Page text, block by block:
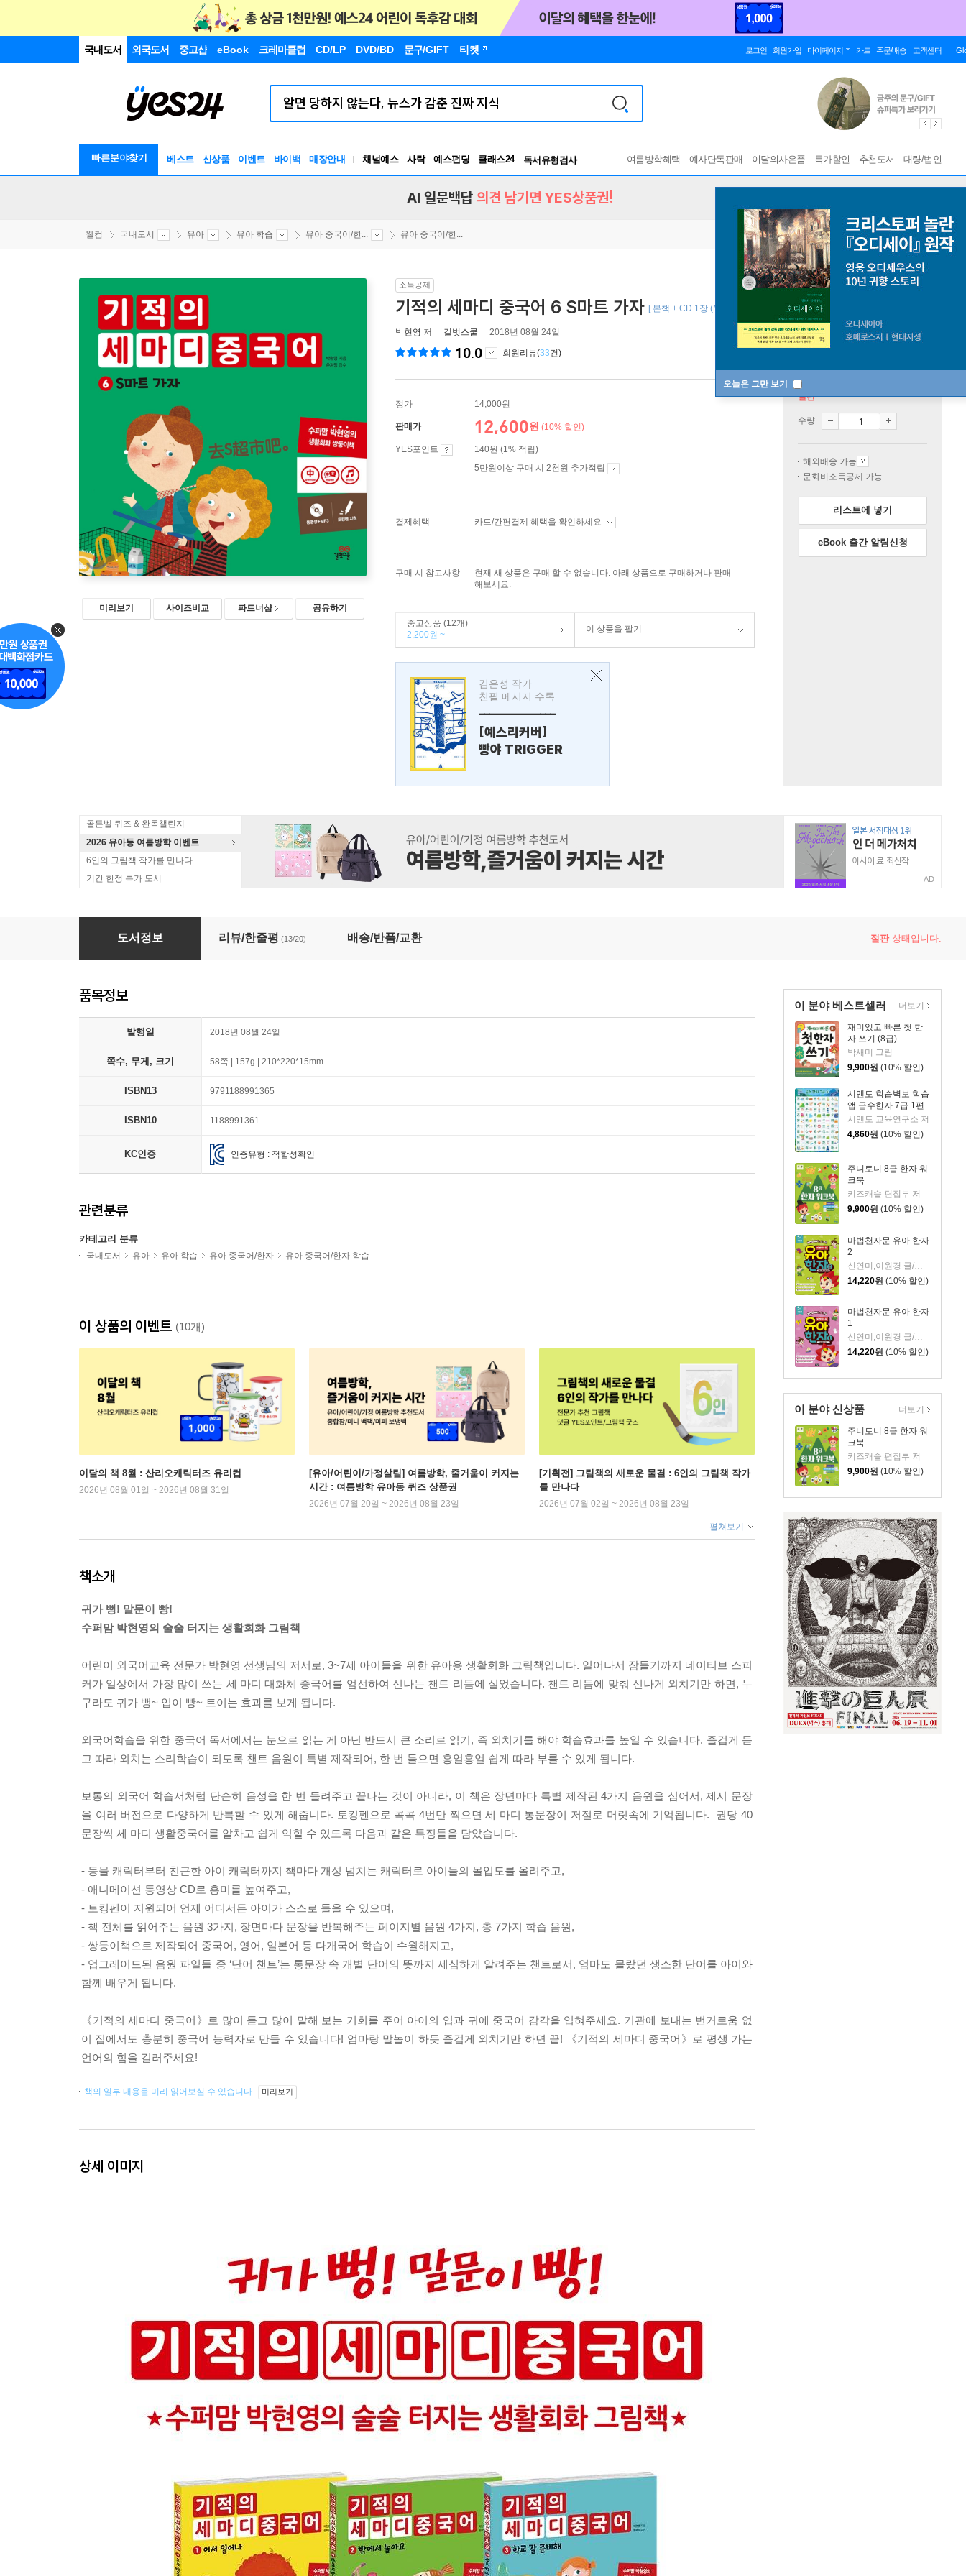
국내도서 외국도서 중고샵 eBook 크레마클럽 CD/LP DVD/BD 문구/GIFT 티켓 로그인 회원가입 마이페이지 카트 주문/배송 고객센터
빠른분야찾기 베스트 신상품 이벤트 바이백 매장안내 채널예스 사락 예스펀딩 클래스24
독서유형검사
RBTI Lab
여름방학혜택 예사단독판매 이달의사은품 특가할인 추천도서 대량/법인
오늘은 그만 보기
AI 일문백답 의견 남기면 YES상품권!
웰컴 국내도서 유아 유아 학습 유아 중국어/한... 유아 중국어/한...
미리보기 사이즈비교 파트너샵 공유하기
소득공제
기적의 세마디 중국어 6 S마트 가자 [ 본책 + CD 1장 (MP3 + 동영상), 토킹펜 지원 ]
박현영 저 길벗스쿨 2018년 08월 24일
10.0 회원리뷰(33건)
정가 14,000원
판매가 12,600원 (10% 할인)
YES포인트
140원 (1% 적립)
5만원이상 구매 시 2천원 추가적립
결제혜택 카드/간편결제 혜택을 확인하세요
구매 시 참고사항
현재 새 상품은 구매 할 수 없습니다. 아래 상품으로 구매하거나 판매
해보세요.
중고상품 (12개)
2,200원 ~
이 상품을 팔기
김은성 작가
친필 메시지 수록
---------------
[예스리커버]
빵야 TRIGGER
절판
수량
해외배송 가능
문화비소득공제 가능
리스트에 넣기
eBook 출간 알림신청
골든벨 퀴즈 & 완독챌린지
2026 유아동 여름방학 이벤트
6인의 그림책 작가를 만나다
기간 한정 특가 도서
AD
기적의 세마디 중국어 6 S마트 가자
도서정보 리뷰/한줄평 (13/20) 배송/반품/교환 절판상태입니다.
이 분야 베스트셀러
재미있고 빠른 첫 한
자 쓰기 (8급)
박새미 그림
9,900원 (10% 할인)
시멘토 학습벽보 학습
앱 급수한자 7급 1편
시멘토 교육연구소 저
4,860원 (10% 할인)
주니토니 8급 한자 워
크북
키즈캐슬 편집부 저
9,900원 (10% 할인)
마법천자문 유아 한자
2
신연미,이원경 글/조준철 그림
14,220원 (10% 할인)
마법천자문 유아 한자
1
신연미,이원경 글/조준철 그림
14,220원 (10% 할인)
더보기
이 분야 신상품
주니토니 8급 한자 워
크북
키즈캐슬 편집부 저
9,900원 (10% 할인)
더보기
품목정보
발행일 2018년 08월 24일
쪽수, 무게, 크기 58쪽 | 157g | 210*220*15mm
ISBN13 9791188991365
ISBN10 1188991361
KC인증 인증유형 : 적합성확인
관련분류
카테고리 분류
국내도서 유아 유아 학습 유아 중국어/한자 유아 중국어/한자 학습
이 상품의 이벤트 (10개)
이달의 책 8월 : 산리오캐릭터즈 유리컵
2026년 08월 01일 ~ 2026년 08월 31일
[유아/어린이/가정살림] 여름방학, 줄거움이 커지는
시간 : 여름방학 유아동 퀴즈 상품권
2026년 07월 20일 ~ 2026년 08월 23일
[기획전] 그림책의 새로운 물결 : 6인의 그림책 작가
를 만나다
2026년 07월 02일 ~ 2026년 08월 23일
펼쳐보기
책소개
귀가 뻥! 말문이 빵!
수퍼맘 박현영의 술술 터지는 생활회화 그림책
어린이 외국어교육 전문가 박현영 선생님의 저서로, 3~7세 아이들을 위한 유아용 생활회화 그림책입니다. 일어나서 잠들기까지 네이티브 스피
커가 일상에서 가장 많이 쓰는 세 마디 대화체 중국어를 엄선하여 신나는 챈트 리듬에 실었습니다. 챈트 리듬에 맞춰 신나게 외치기만 하면, 누
구라도 귀가 뻥~ 입이 빵~ 트이는 효과를 보게 됩니다.
외국어학습을 위한 중국어 독서에서는 눈으로 읽는 게 아닌 반드시 큰 소리로 읽기, 즉 외치기를 해야 학습효과를 높일 수 있습니다. 즐겁게 듣
고 따라 외치는 소리학습이 되도록 챈트 음원이 특별 제작되어, 한 번 들으면 흥얼흥얼 쉽게 따라 부를 수 있게 됩니다.
보통의 외국어 학습서처럼 단순히 음성을 한 번 들려주고 끝나는 것이 아니라, 이 책은 장면마다 특별 제작된 4가지 음원을 심어서, 제시 문장
을 여러 버전으로 다양하게 반복할 수 있게 해줍니다. 토킹펜으로 콕콕 4번만 찍으면 세 마디 통문장이 저절로 머릿속에 기억됩니다. 권당 40
문장씩 세 마디 생활중국어를 알차고 쉽게 익힐 수 있도록 다음과 같은 특징들을 담았습니다.
- 동물 캐릭터부터 친근한 아이 캐릭터까지 책마다 개성 넘치는 캐릭터로 아이들의 몰입도를 올려주고,
- 애니메이션 동영상 CD로 흥미를 높여주고,
- 토킹펜이 지원되어 언제 어디서든 아이가 스스로 들을 수 있으며,
- 책 전체를 읽어주는 음원 3가지, 장면마다 문장을 반복해주는 페이지별 음원 4가지, 총 7가지 학습 음원,
- 쌍둥이책으로 제작되어 중국어, 영어, 일본어 등 다개국어 학습이 수월해지고,
- 업그레이드된 음원 파일들 중 ‘단어 챈트’는 통문장 속 개별 단어의 뜻까지 세심하게 알려주는 챈트로서, 엄마도 몰랐던 생소한 단어를 아이와
함께 배우게 됩니다.
《기적의 세마디 중국어》로 많이 듣고 많이 말해 보는 기회를 주어 아이의 입과 귀에 중국어 감각을 입혀주세요. 기관에 보내는 번거로움 없
이 집에서도 충분히 중국어 능력자로 만들 수 있습니다! 엄마랑 말놀이 하듯 즐겁게 외치기만 하면 끝! 《기적의 세마디 중국어》로 평생 가는
언어의 힘을 길러주세요!
책의 일부 내용을 미리 읽어보실 수 있습니다. 미리보기
상세 이미지